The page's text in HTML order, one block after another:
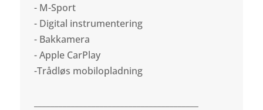
- M-Sport
- Digital instrumentering
- Bakkamera
- Apple CarPlay
-Trådløs mobilopladning